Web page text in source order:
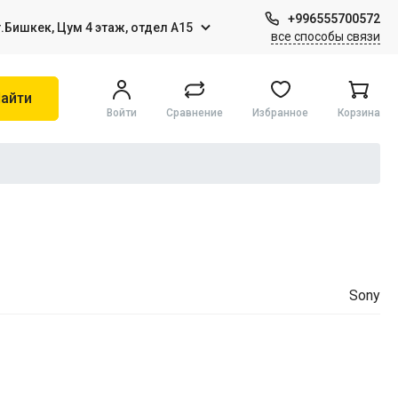
Цум 4 этаж, отдел А15
+996555700572
все способы связи
Войти Сравнение Избранное Корзина
Sony